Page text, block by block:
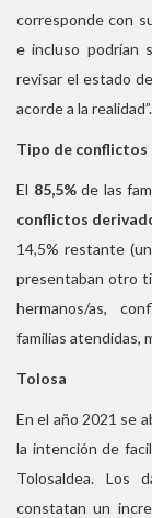
corresponde con
e incluso podrían
revisar el estado
acorde a la realidad”.
Tipo de conflictos
El 85,5%de las
conflictos
14,5% restante
presentaban otro
hermanos/as,
familias atendidas,
Tolosa
En el año 2021 se
la intención de
Tolosaldea. Los
constatan un